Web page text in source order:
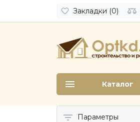
Закладки (0)
Каталог
Параметры